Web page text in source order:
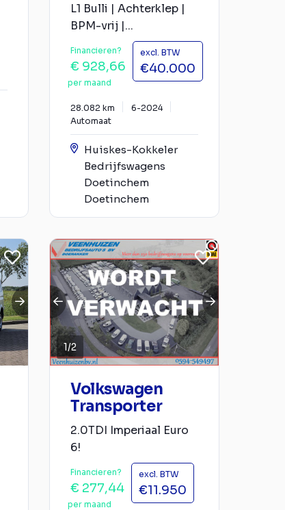
L1 Bulli | Achterklep |
BPM-vrij |...
Financieren?
€ 928,66
per maand
excl. BTW
€40.000
28.082 km
6-2024
Automaat
Huiskes-Kokkeler
Bedrijfswagens
Doetinchem
Doetinchem
1/2
Volkswagen
Transporter
2.0TDI Imperiaal Euro
6!
Financieren?
€ 277,44
per maand
excl. BTW
€11.950